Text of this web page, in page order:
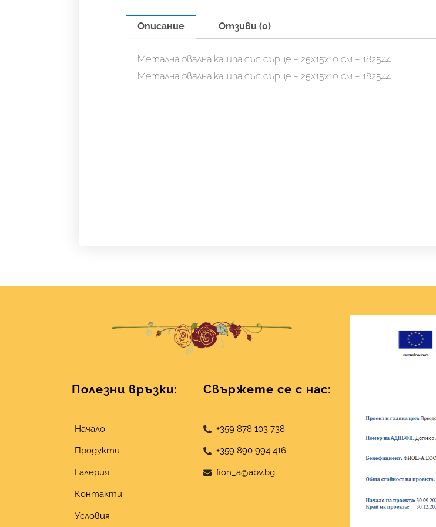
Описание Отзиви (0)
Метална овална кашпа със сърце – 25х15х10 см – 182544
Метална овална кашпа със сърце – 25х15х10 см – 182544
Полезни връзки:
Начало
Продукти
Галерия
Контакти
Условия
Свържете се с нас:
+359 878 103 738
+359 890 994 416
fion_a@abv.bg